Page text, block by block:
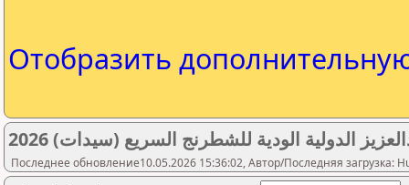
Отобразить
الدولية الودية للشطرنج السريع (سيدات) 2026
Последнее обновление10.05.2026 15:36:02, Автор/Последняя загрузка: